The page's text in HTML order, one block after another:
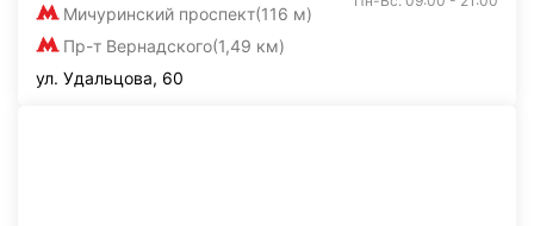
Мичуринский проспект(116 м)
Пр-т Вернадского(1,49 км)
ул. Удальцова, 60